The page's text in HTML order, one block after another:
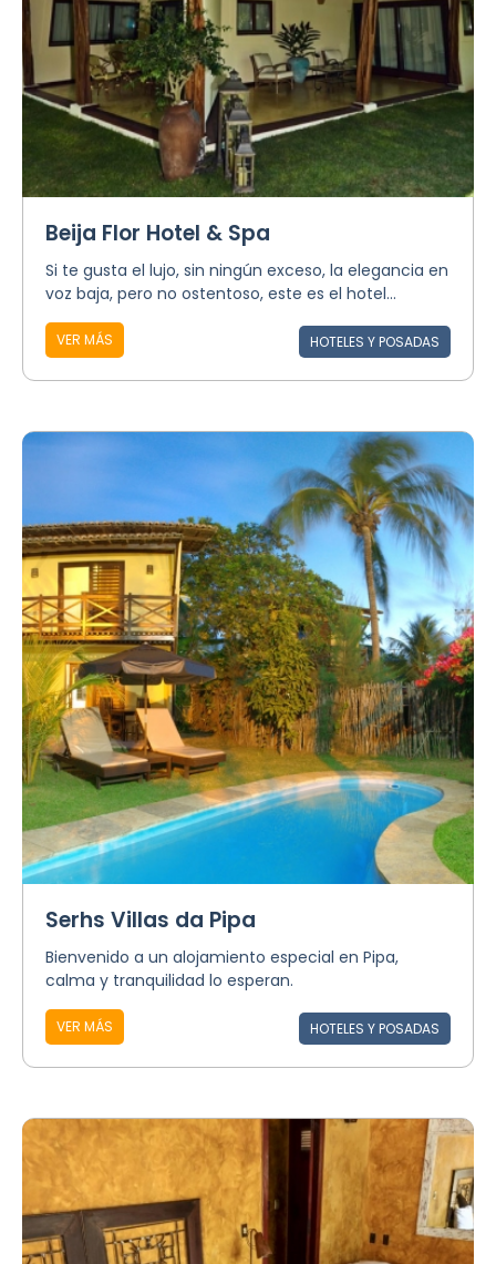
Beija Flor Hotel & Spa
Si te gusta el lujo, sin ningún exceso, la elegancia en
voz baja, pero no ostentoso, este es el hotel...
VER MÁS HOTELES Y POSADAS
Serhs Villas da Pipa
Bienvenido a un alojamiento especial en Pipa,
calma y tranquilidad lo esperan.
VER MÁS HOTELES Y POSADAS